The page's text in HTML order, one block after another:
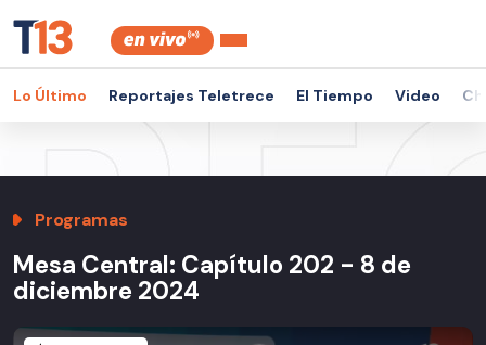
Lo Último Reportajes Teletrece El Tiempo Video
Programas
Mesa Central: Capítulo 202 - 8 de
diciembre 2024